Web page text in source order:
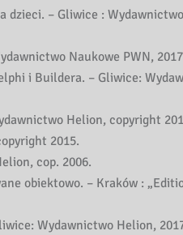
dzieci. – Gliwice :
Naukowe PWN,
i Buildera. – Gliwice:
Helion, copyright
2015.
cop. 2006.
obiektowo. – Kraków :
Wydawnictwo Helion,